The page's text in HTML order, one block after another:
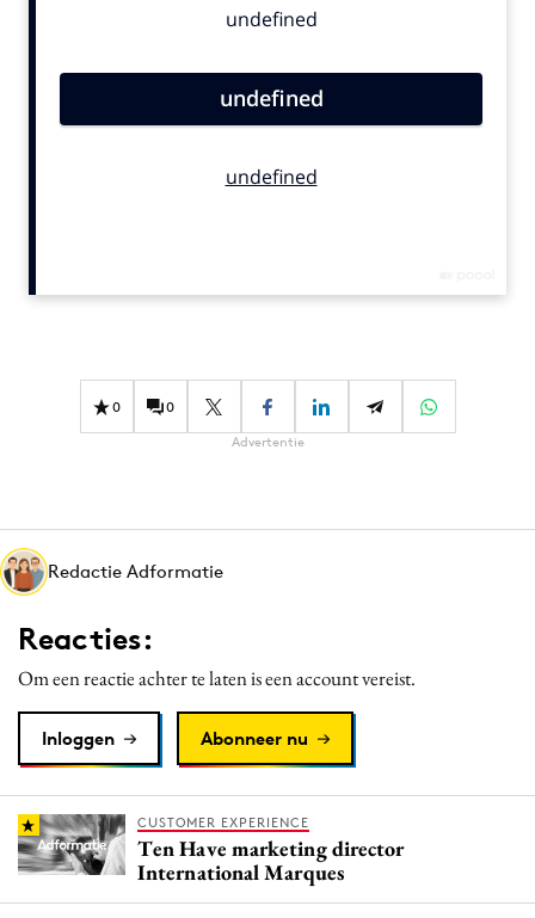
Contentmarketing
Effectiviteit
Gedragsverandering
Martech
Media
Merkstrategie
PR
Programmatic
Reputatie & crisis
0 0
Advertentie
Redactie Adformatie
Reacties:
Om een reactie achter te laten is een account vereist.
Inloggen Abonneer nu
CUSTOMER EXPERIENCE
Ten Have marketing director
International Marques